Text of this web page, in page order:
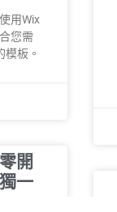
用Wix
您需
板。
開
一